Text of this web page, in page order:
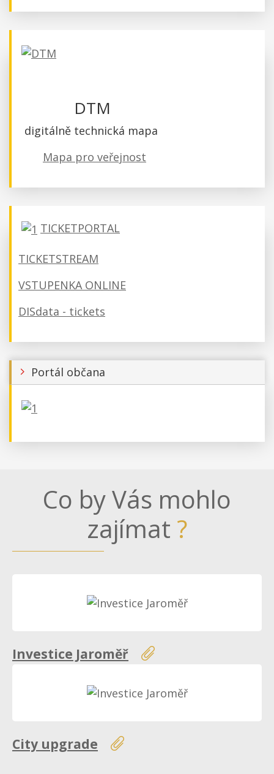
DTM
digitálně technická mapa
Mapa pro veřejnost
TICKETPORTAL
TICKETSTREAM
VSTUPENKA ONLINE
DISdata - tickets
Portál občana
Co by Vás mohlo
zajímat ?
Investice Jaroměř
City upgrade